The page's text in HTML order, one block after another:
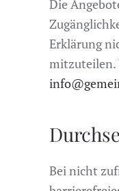
Die
Erklärung
mitzuteilen.
Bei nicht